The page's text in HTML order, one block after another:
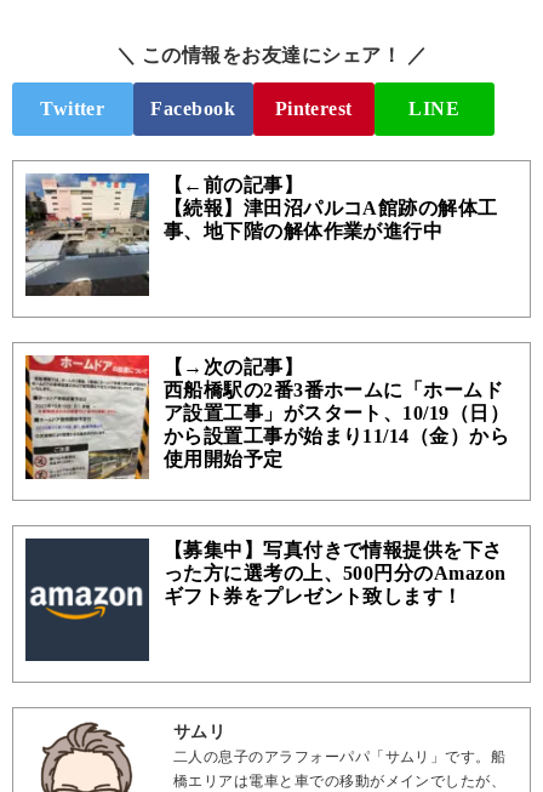
＼ この情報をお友達にシェア！ ／
Twitter Facebook Pinterest LINE
【←前の記事】
【続報】津田沼パルコA館跡の解体工
事、地下階の解体作業が進行中
【→次の記事】
西船橋駅の2番3番ホームに「ホームド
ア設置工事」がスタート、10/19（日）
から設置工事が始まり11/14（金）から
使用開始予定
【募集中】写真付きで情報提供を下さ
った方に選考の上、500円分のAmazon
ギフト券をプレゼント致します！
サムリ
二人の息子のアラフォーパパ「サムリ」です。船
橋エリアは電車と車での移動がメインでしたが、